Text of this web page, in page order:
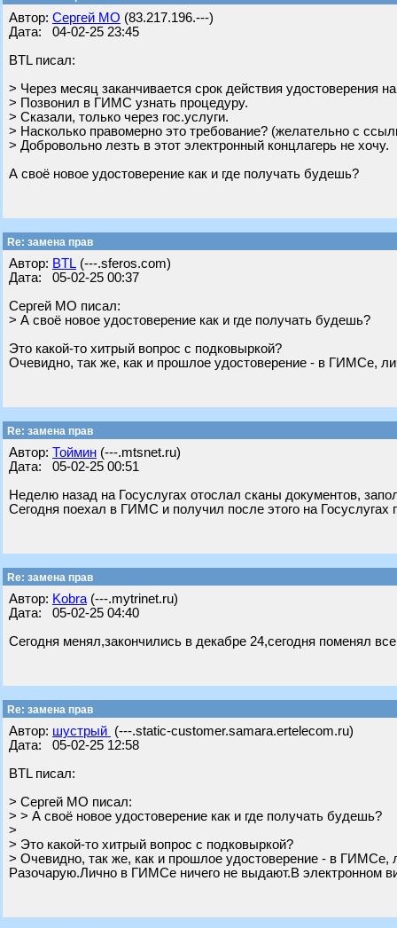
Автор: Сергей МО (83.217.196.---)
Дата: 04-02-25 23:45
BTL писал:
> Через месяц заканчивается срок действия удостоверения
> Позвонил в ГИМС узнать процедуру.
> Сказали, только через гос.услуги.
> Насколько правомерно это требование? (желательно с
> Добровольно лезть в этот электронный концлагерь не хочу.
А своё новое удостоверение как и где получать будешь?
Re: замена прав
Автор: BTL (---.sferos.com)
Дата: 05-02-25 00:37
Сергей МО писал:
> А своё новое удостоверение как и где получать будешь?
Это какой-то хитрый вопрос с подковыркой?
Очевидно, так же, как и прошлое удостоверение - в ГИМСе,
Re: замена прав
Автор: Тоймин (---.mtsnet.ru)
Дата: 05-02-25 00:51
Неделю назад на Госуслугах отослал сканы документов,
Сегодня поехал в ГИМС и получил после этого на Госуслугах
Re: замена прав
Автор: Kobra (---.mytrinet.ru)
Дата: 05-02-25 04:40
Сегодня менял,закончились в декабре 24,сегодня поменял все
Re: замена прав
Автор: шустрый (---.static-customer.samara.ertelecom.ru)
Дата: 05-02-25 12:58
BTL писал:
> Сергей МО писал:
> > А своё новое удостоверение как и где получать будешь?
>
> Это какой-то хитрый вопрос с подковыркой?
> Очевидно, так же, как и прошлое удостоверение - в ГИМСе,
Разочарую.Лично в ГИМСе ничего не выдают.В электронном